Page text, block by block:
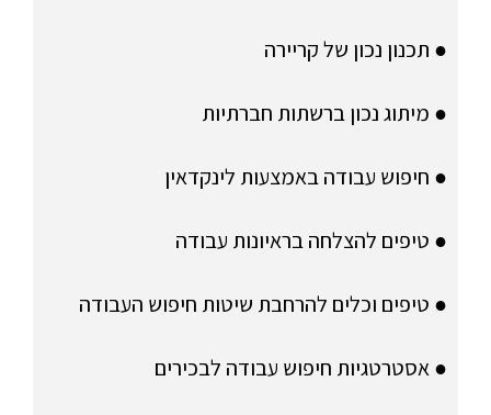
● תכנון נכון של קריירה
● מיתוג נכון ברשתות חברתיות
● חיפוש עבודה באמצעות לינקדאין
● טיפים להצלחה בראיונות עבודה
● טיפים וכלים להרחבת שיטות חיפוש העבודה
● אסטרטגיות חיפוש עבודה לבכירים